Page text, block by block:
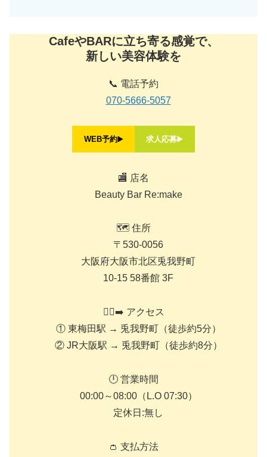
CafeやBARに立ち寄る感覚で、
新しい美容体験を
📞 電話予約
070-5666-5057
WEB予約▶️ 求人応募▶️
🏬 店名
Beauty Bar Re:make
🗺️ 住所
〒530-0056
大阪府大阪市北区兎我野町
10-15 58番館 3F
🚶‍♀️‍➡️ アクセス
① 東梅田駅 → 兎我野町（徒歩約5分）
② JR大阪駅 → 兎我野町（徒歩約8分）
🕛 営業時間
00:00～08:00（L.O 07:30）
定休日:無し
👛 支払方法